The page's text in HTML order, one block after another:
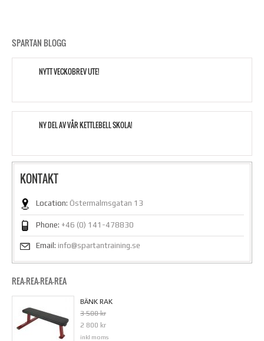
SPARTAN BLOGG
NYTT VECKOBREV UTE!
NY DEL AV VÅR KETTLEBELL SKOLA!
KONTAKT
Location: Östermalmsgatan 13
Phone: +46 (0) 141-478830
Email: info@spartantraining.se
REA-REA-REA-REA
BÄNK RAK
3 500 kr
2 800 kr
inkl moms